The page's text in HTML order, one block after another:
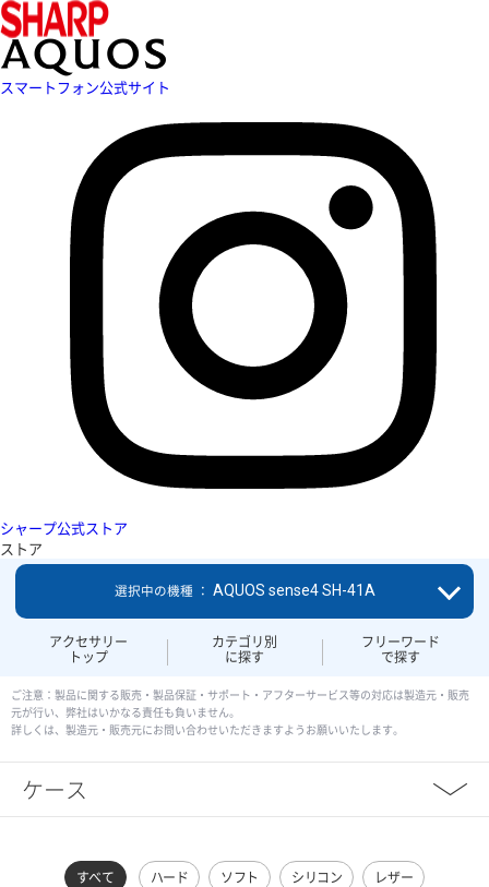
スマートフォン公式サイト
シャープ公式ストア
ストア
アクセサリー
トップ
カテゴリ別
に探す
フリーワード
で探す
選択中の機種 ： AQUOS sense4 SH-41A
ご注意：製品に関する販売・製品保証・サポート・アフターサービス等の対応は製造元・販売
元が行い、弊社はいかなる責任も負いません。
詳しくは、製造元・販売元にお問い合わせいただきますようお願いいたします。
ケース
すべて ハード ソフト シリコン レザー